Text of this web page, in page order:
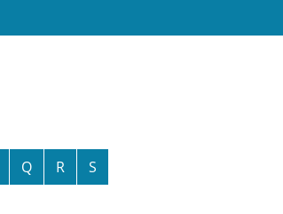
Q R
S